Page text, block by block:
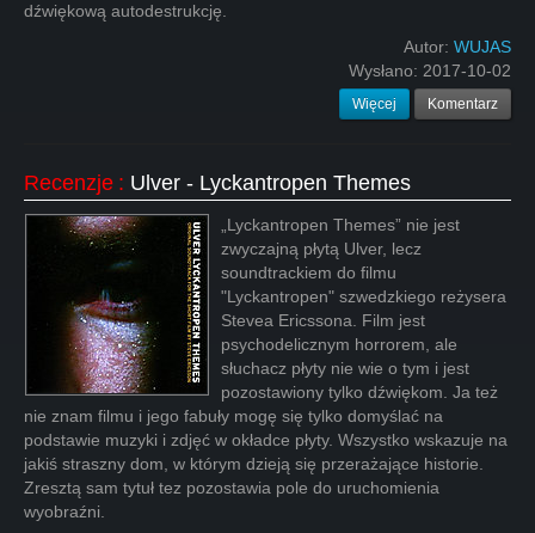
dźwiękową autodestrukcję.
Autor: WUJAS
Wysłano: 2017-10-02
Więcej Komentarz
Recenzje : Ulver - Lyckantropen Themes
„Lyckantropen Themes” nie jest
zwyczajną płytą Ulver, lecz
soundtrackiem do filmu
"Lyckantropen" szwedzkiego reżysera
Stevea Ericssona. Film jest
psychodelicznym horrorem, ale
słuchacz płyty nie wie o tym i jest
pozostawiony tylko dźwiękom. Ja też
nie znam filmu i jego fabuły mogę się tylko domyślać na
podstawie muzyki i zdjęć w okładce płyty. Wszystko wskazuje na
jakiś straszny dom, w którym dzieją się przerażające historie.
Zresztą sam tytuł tez pozostawia pole do uruchomienia
wyobraźni.